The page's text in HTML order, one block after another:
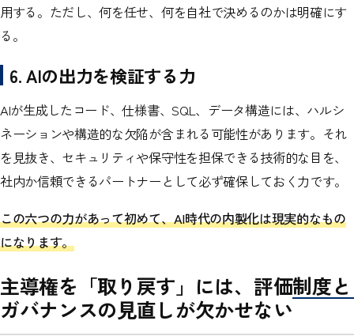
用する。ただし、何を任せ、何を自社で決めるのかは明確にす
る。
6. AIの出力を検証する力
AIが生成したコード、仕様書、SQL、データ構造には、ハルシ
ネーションや構造的な欠陥が含まれる可能性があります。それ
を見抜き、セキュリティや保守性を担保できる技術的な目を、
社内か信頼できるパートナーとして必ず確保しておく力です。
この六つの力があって初めて、AI時代の内製化は現実的なもの
になります。
主導権を「取り戻す」には、評価制度と
ガバナンスの見直しが欠かせない